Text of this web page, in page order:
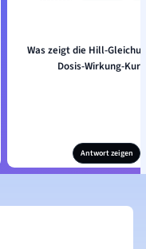
Was zeigt die Hill-
Dosis-Wirkung-
Antwort zeigen